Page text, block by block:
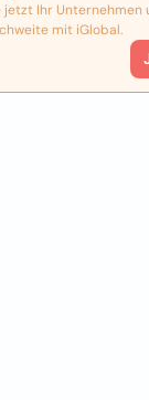
jetzt Ihr Unternehmen
mit iGlobal.